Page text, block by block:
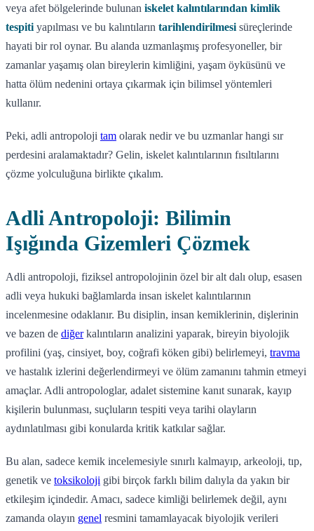
veya afet bölgelerinde bulunan iskelet kalıntılarından kimlik
tespiti yapılması ve bu kalıntıların tarihlendirilmesi süreçlerinde
hayati bir rol oynar. Bu alanda uzmanlaşmış profesyoneller, bir
zamanlar yaşamış olan bireylerin kimliğini, yaşam öyküsünü ve
hatta ölüm nedenini ortaya çıkarmak için bilimsel yöntemleri
kullanır.
Peki, adli antropoloji tam olarak nedir ve bu uzmanlar hangi sır
perdesini aralamaktadır? Gelin, iskelet kalıntılarının fısıltılarını
çözme yolculuğuna birlikte çıkalım.
Adli Antropoloji: Bilimin
Işığında Gizemleri Çözmek
Adli antropoloji, fiziksel antropolojinin özel bir alt dalı olup, esasen
adli veya hukuki bağlamlarda insan iskelet kalıntılarının
incelenmesine odaklanır. Bu disiplin, insan kemiklerinin, dişlerinin
ve bazen de diğerkalıntıların analizini yaparak, bireyin biyolojik
profilini (yaş, cinsiyet, boy, coğrafi köken gibi) belirlemeyi, travma
ve hastalık izlerini değerlendirmeyi ve ölüm zamanını tahmin etmeyi
amaçlar. Adli antropologlar, adalet sistemine kanıt sunarak, kayıp
kişilerin bulunması, suçluların tespiti veya tarihi olayların
aydınlatılması gibi konularda kritik katkılar sağlar.
Bu alan, sadece kemik incelemesiyle sınırlı kalmayıp, arkeoloji, tıp,
genetik ve toksikoloji gibi birçok farklı bilim dalıyla da yakın bir
etkileşim içindedir. Amacı, sadece kimliği belirlemek değil, aynı
zamanda olayın genel resmini tamamlayacak biyolojik verileri